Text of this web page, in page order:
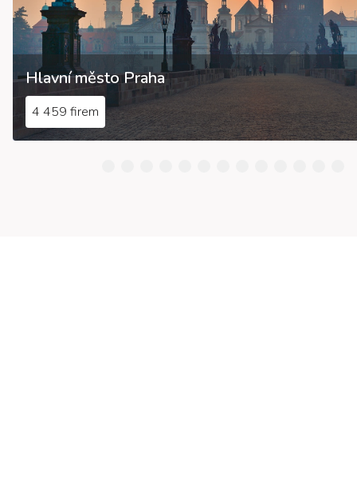
Hlavní město Praha
4 459 firem